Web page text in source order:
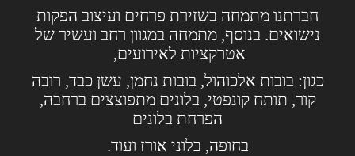
חברתנו מתמחה בשזירת פרחים ועיצוב הפקות
נישואים. בנוסף, מתמחה במגוון רחב ועשיר של
אטרקציות לאירועים,
כגון: בובות אלכוהול, בובות נחמן, עשן כבד, רובה
קור, תותח קונפטי, בלונים מתפוצצים ברחבה,
הפרחת בלונים
בחופה, בלוני אורז ועוד.